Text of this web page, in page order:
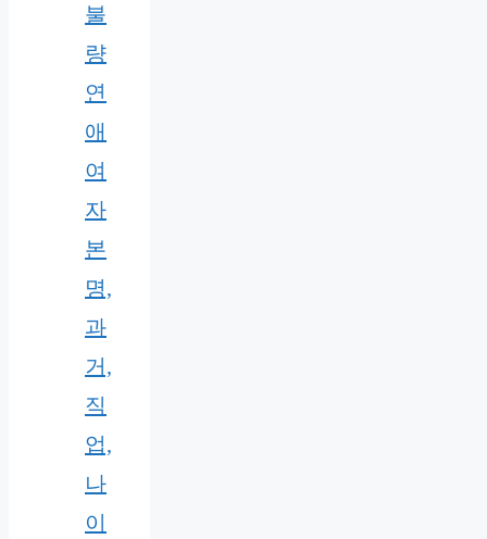
불
량
연
애
여
자
본
명,
과
거,
직
업,
나
이